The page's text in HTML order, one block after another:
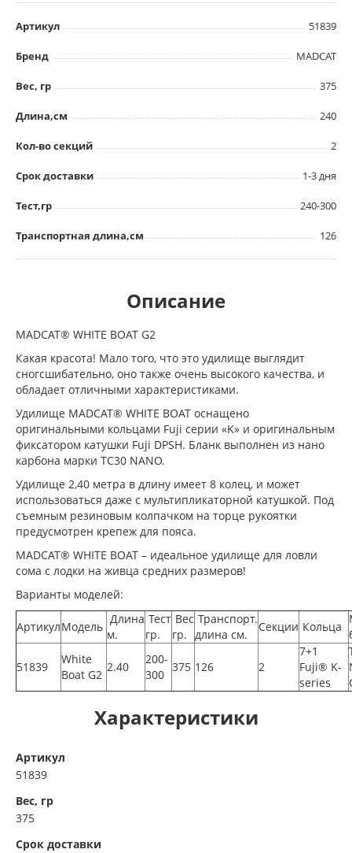
Артикул 51839
Бренд MADCAT
Вес, гр 375
Длина,см 240
Кол-во секций 2
Срок доставки 1-3 дня
Тест,гр 240-300
Транспортная длина,см 126
Описание
MADCAT® WHITE BOAT G2
Какая красота! Мало того, что это удилище выглядит
сногсшибательно, оно также очень высокого качества, и
обладает отличными характеристиками.
Удилище MADCAT® WHITE BOAT оснащено
оригинальными кольцами Fuji серии «K» и оригинальным
фиксатором катушки Fuji DPSH. Бланк выполнен из нано
карбона марки TC30 NANO.
Удилище 2,40 метра в длину имеет 8 колец, и может
использоваться даже с мультипликаторной катушкой. Под
съемным резиновым колпачком на торце рукоятки
предусмотрен крепеж для пояса.
MADCAT® WHITE BOAT – идеальное удилище для ловли
сома с лодки на живца средних размеров!
Варианты моделей:
АртикулМодель
Длина
м.
Тест
гр.
Вес
гр.
Транспорт.
длина см.
Секции Кольца
51839
White
Boat G2
2.40
200-
300
375 126 2
7+1
Fuji® K-
series
Характеристики
Артикул
51839
Вес, гр
375
Срок доставки